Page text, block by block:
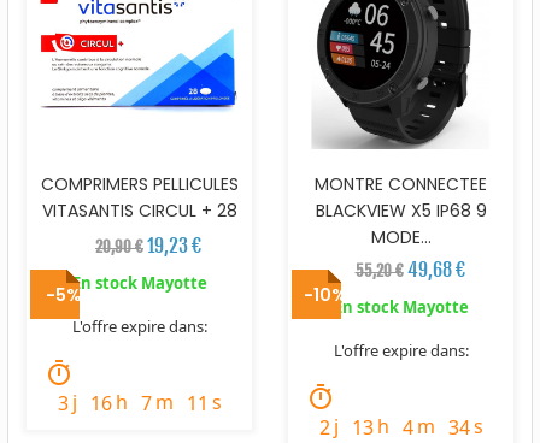
COMPRIMERS PELLICULES
VITASANTIS CIRCUL + 28
20,90 €19,23 €
En stock Mayotte
L'offre expire dans:
timer
3j 16h 7m 10 s
MONTRE CONNECTEE
BLACKVIEW X5 IP68 9
MODE...
55,20 € 49,68 €
En stock Mayotte
L'offre expire dans:
timer
2j 13h 4m 33s
-5% -10%